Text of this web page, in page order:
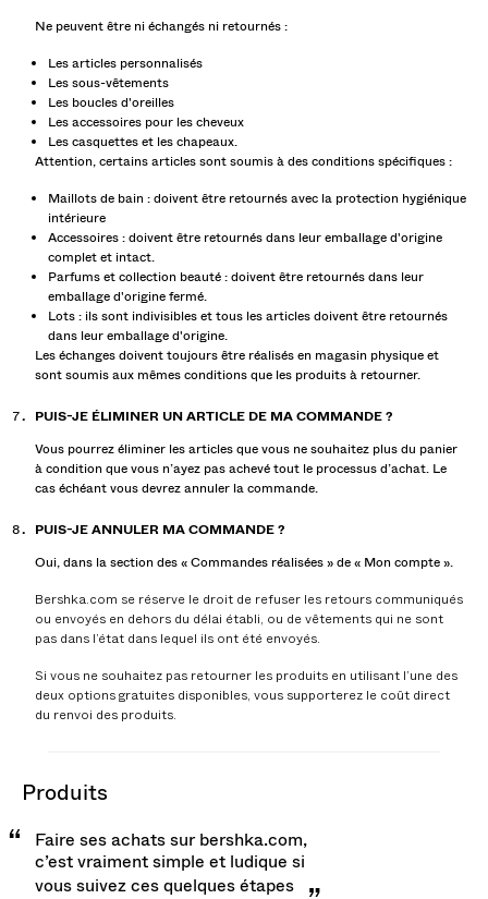
Ne peuvent être ni échangés ni retournés :
Les articles personnalisés
Les sous-vêtements
Les boucles d'oreilles
Les accessoires pour les cheveux
Les casquettes et les chapeaux.
Attention, certains articles sont soumis à des conditions spécifiques :
Maillots de bain : doivent être retournés avec la protection hygiénique
intérieure
Accessoires : doivent être retournés dans leur emballage d'origine
complet et intact.
Parfums et collection beauté : doivent être retournés dans leur
emballage d'origine fermé.
Lots : ils sont indivisibles et tous les articles doivent être retournés
dans leur emballage d'origine.
Les échanges doivent toujours être réalisés en magasin physique et
sont soumis aux mêmes conditions que les produits à retourner.
PUIS-JE ÉLIMINER UN ARTICLE DE MA COMMANDE ?
Vous pourrez éliminer les articles que vous ne souhaitez plus du panier
à condition que vous n’ayez pas achevé tout le processus d’achat. Le
cas échéant vous devrez annuler la commande.
PUIS-JE ANNULER MA COMMANDE ?
Oui, dans la section des « Commandes réalisées » de « Mon compte ».
Bershka.com se réserve le droit de refuser les retours communiqués
ou envoyés en dehors du délai établi, ou de vêtements qui ne sont
pas dans l’état dans lequel ils ont été envoyés.
Si vous ne souhaitez pas retourner les produits en utilisant l’une des
deux options gratuites disponibles, vous supporterez le coût direct
du renvoi des produits.
produits
Faire ses achats sur bershka.com,
c’est vraiment simple et ludique si
vous suivez ces quelques étapes